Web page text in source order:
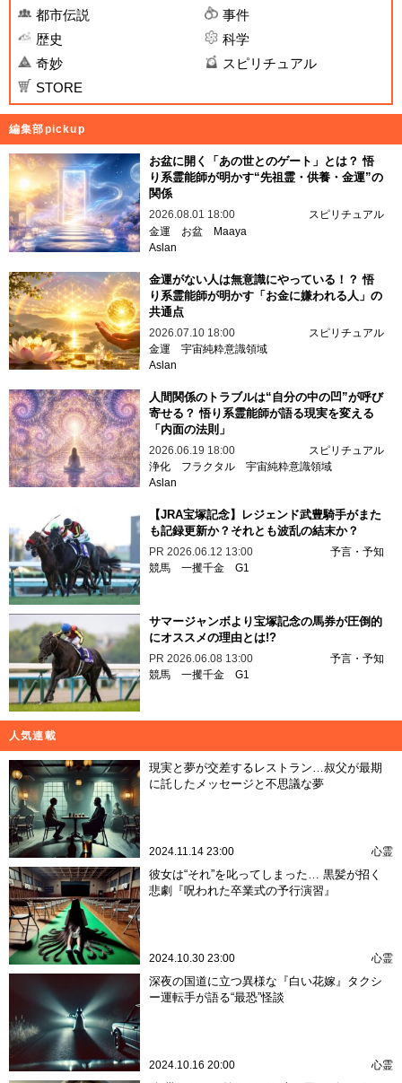
都市伝説
事件
歴史
科学
奇妙
スピリチュアル
STORE
編集部pickup
お盆に開く「あの世とのゲート」とは？ 悟
り系霊能師が明かす“先祖霊・供養・金運”の
関係
2026.08.01 18:00
スピリチュアル
金運
お盆
Maaya
Aslan
金運がない人は無意識にやっている！？ 悟
り系霊能師が明かす「お金に嫌われる人」の
共通点
2026.07.10 18:00
スピリチュアル
金運 宇宙純粋意識領域
Aslan
人間関係のトラブルは“自分の中の凹”が呼び
寄せる？ 悟り系霊能師が語る現実を変える
「内面の法則」
2026.06.19 18:00
スピリチュアル
浄化
フラクタル 宇宙純粋意識領域
Aslan
【JRA宝塚記念】レジェンド武豊騎手がまた
も記録更新か？それとも波乱の結末か？
PR 2026.06.12 13:00
予言・予知
競馬 一攫千金 G1
サマージャンボより宝塚記念の馬券が圧倒的
にオススメの理由とは!?
PR 2026.06.08 13:00
予言・予知
競馬 一攫千金 G1
人気連載
現実と夢が交差するレストラン…叔父が最期
に託したメッセージと不思議な夢
2024.11.14 23:00 心霊
彼女は“それ”を叱ってしまった… 黒髪が招く
悲劇『呪われた卒業式の予行演習』
2024.10.30 23:00 心霊
深夜の国道に立つ異様な『白い花嫁』タクシ
ー運転手が語る“最恐”怪談
2024.10.16 20:00 心霊